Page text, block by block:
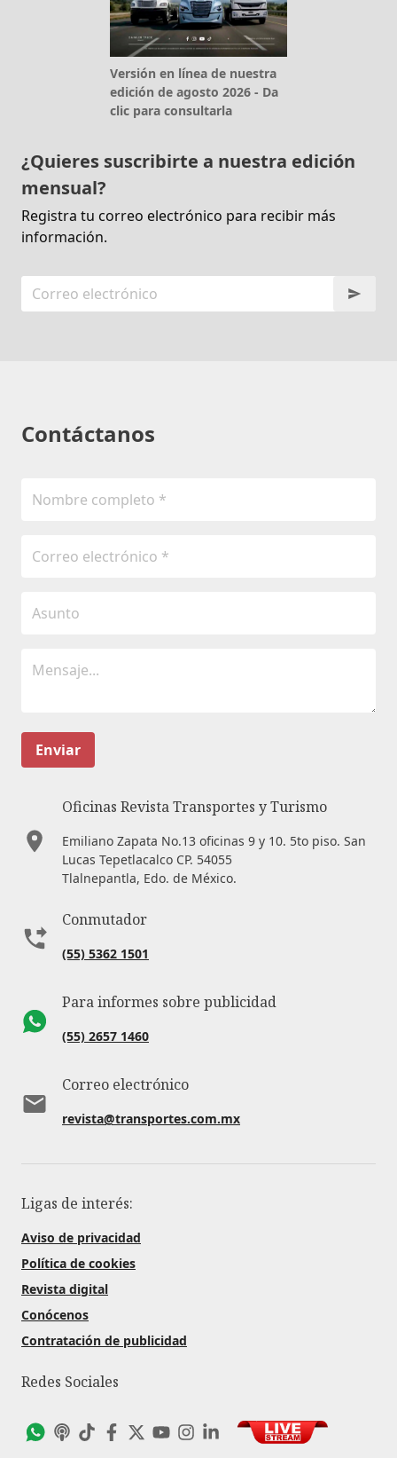
Versión en línea de nuestra
edición de agosto 2026 - Da
clic para consultarla
¿Quieres suscribirte a nuestra edición
mensual?
Registra tu correo electrónico para recibir más
información.
Contáctanos
Enviar
Oficinas Revista Transportes y Turismo
Emiliano Zapata No.13 oficinas 9 y 10. 5to piso. San
Lucas Tepetlacalco CP. 54055
Tlalnepantla, Edo. de México.
Conmutador
(55) 5362 1501
Para informes sobre publicidad
(55) 2657 1460
Correo electrónico
revista@transportes.com.mx
Ligas de interés:
Aviso de privacidad
Política de cookies
Revista digital
Conócenos
Contratación de publicidad
Redes Sociales